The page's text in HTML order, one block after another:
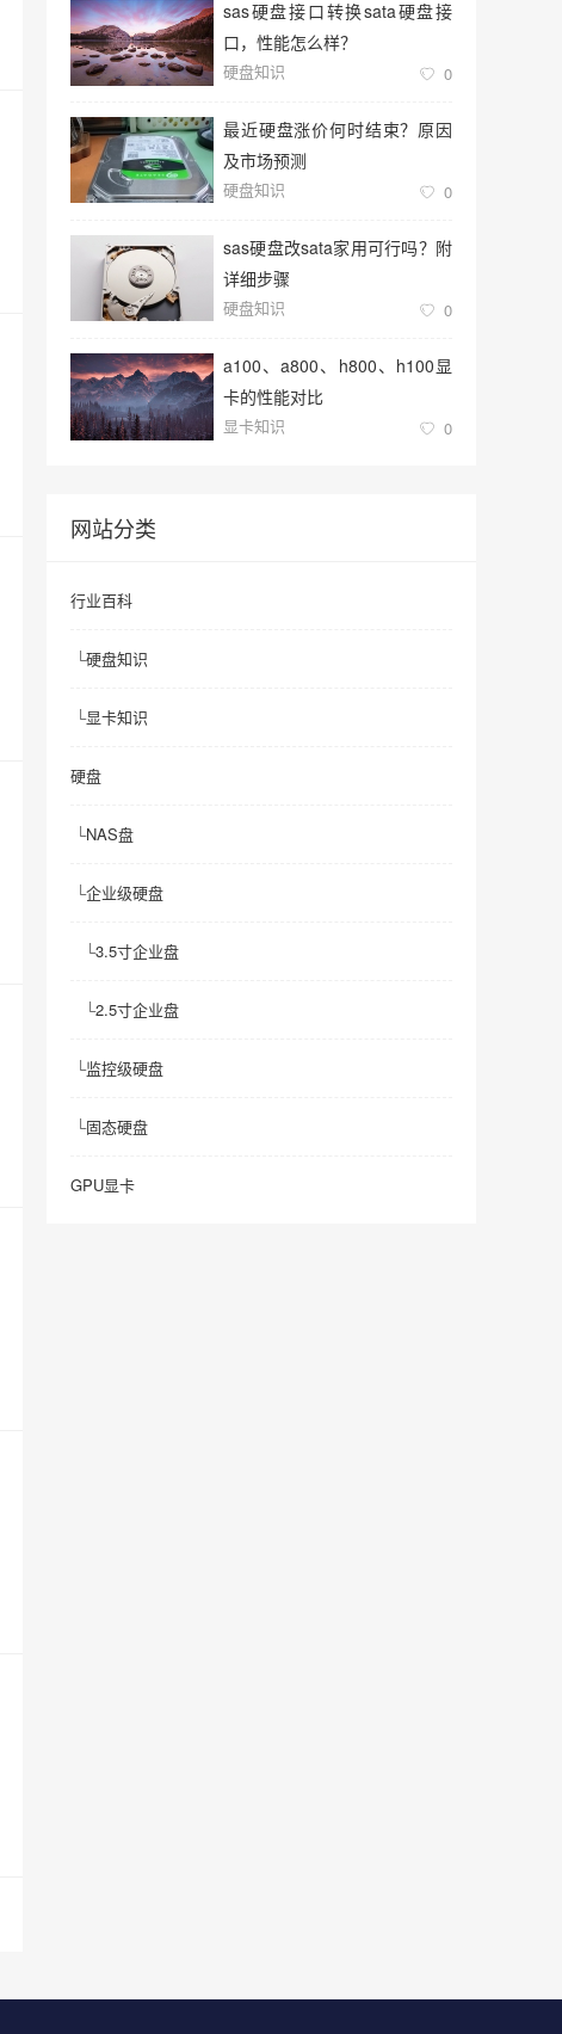
sas硬盘接口转换sata硬盘接
口，性能怎么样？
硬盘知识 0
最近硬盘涨价何时结束？原因
及市场预测
硬盘知识 0
sas硬盘改sata家用可行吗？附
详细步骤
硬盘知识 0
a100、a800、h800、h100显
卡的性能对比
显卡知识 0
网站分类
行业百科
└硬盘知识
└显卡知识
硬盘
└NAS盘
└企业级硬盘
└3.5寸企业盘
└2.5寸企业盘
└监控级硬盘
└固态硬盘
GPU显卡